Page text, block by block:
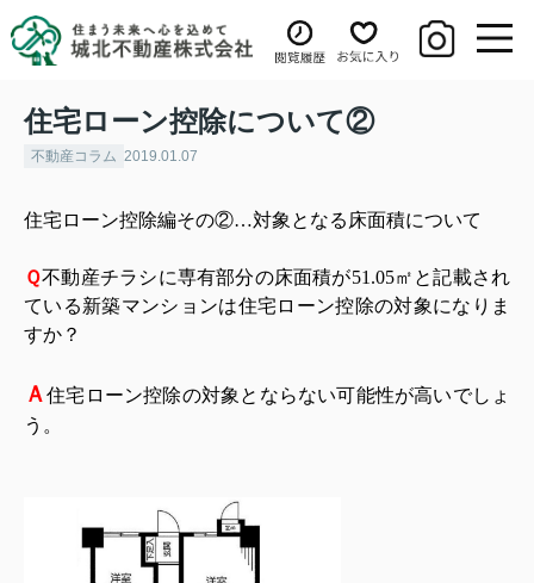
住宅ローン控除について②
不動産コラム 2019.01.07
住宅ローン控除編その②…対象となる床面積について
Ｑ不動産チラシに専有部分の床面積が51.05㎡と記載され
ている新築マンションは住宅ローン控除の対象になりま
すか？
Ａ住宅 ローン控除の対象とならない可能性が高いでしょ
う。